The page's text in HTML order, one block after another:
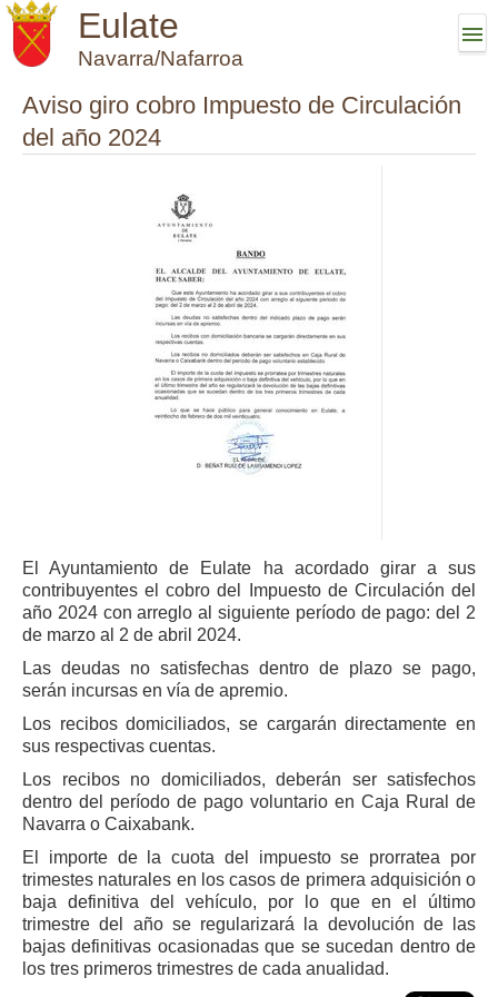
Eulate
Navarra/Nafarroa
Aviso giro cobro Impuesto de Circulación
del año 2024
El Ayuntamiento de Eulate ha acordado girar a sus
contribuyentes el cobro del Impuesto de Circulación del
año 2024 con arreglo al siguiente período de pago: del 2
de marzo al 2 de abril 2024.
Las deudas no satisfechas dentro de plazo se pago,
serán incursas en vía de apremio.
Los recibos domiciliados, se cargarán directamente en
sus respectivas cuentas.
Los recibos no domiciliados, deberán ser satisfechos
dentro del período de pago voluntario en Caja Rural de
Navarra o Caixabank.
El importe de la cuota del impuesto se prorratea por
trimestes naturales en los casos de primera adquisición o
baja definitiva del vehículo, por lo que en el último
trimestre del año se regularizará la devolución de las
bajas definitivas ocasionadas que se sucedan dentro de
los tres primeros trimestres de cada anualidad.